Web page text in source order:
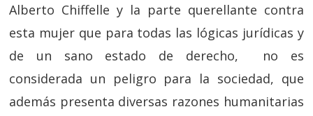
Alberto Chiffelle y la parte querellante contra
esta mujer que para todas las lógicas jurídicas y
de un sano estado de derecho, no es
considerada un peligro para la sociedad, que
además presenta diversas razones humanitarias